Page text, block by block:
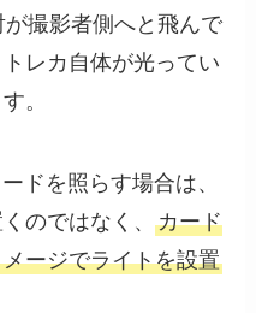
撮影者側へと飛んで
レカ自体が光ってい
。
ドを照らす場合は、
のではなく、カード
ージでライトを設置